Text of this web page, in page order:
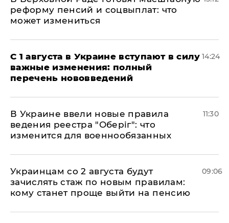
реформу пенсий и соцвыплат: что
может измениться
С 1 августа в Украине вступают в силу
важные изменения: полный
перечень нововведений
14:24
В Украине ввели новые правила
ведения реестра "Оберіг": что
изменится для военнообязанных
11:30
Украинцам со 2 августа будут
зачислять стаж по новым правилам:
кому станет проще выйти на пенсию
09:06